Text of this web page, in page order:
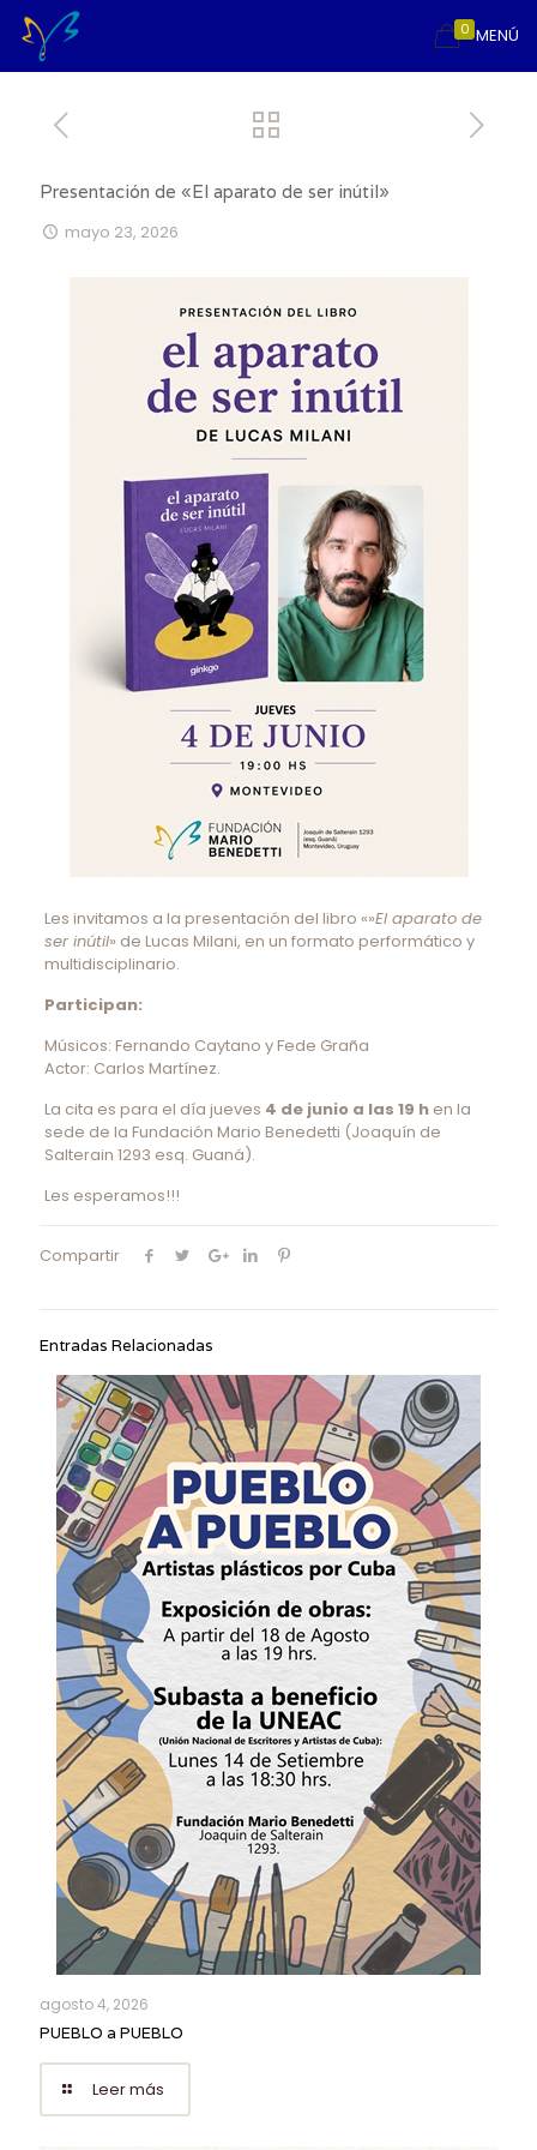
MENÚ
0
Presentación de «El aparato de ser inútil»
mayo 23, 2026
Les invitamos a la presentación del libro «»El aparato de
ser inútil» de Lucas Milani, en un formato performático y
multidisciplinario.
Participan:
Músicos: Fernando Caytano y Fede Graña
Actor: Carlos Martínez.
La cita es para el día jueves 4 de junio a las 19 hen la
sede de la Fundación Mario Benedetti (Joaquín de
Salterain 1293 esq. Guaná).
Les esperamos!!!
Compartir
Entradas Relacionadas
agosto 4, 2026
PUEBLO a PUEBLO
Leer más